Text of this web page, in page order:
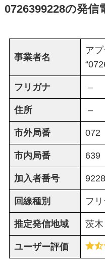
0726399228の発信
事業者名
アプ
フリガナ –
住所 –
市外局番 072
市内局番 639
加入者番号 9228
回線種別 フ
推定発信地域 茨木
ユーザー評価